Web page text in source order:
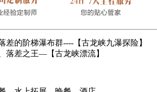
差的阶梯瀑布群----【古龙峡九瀑探险】
落差之王—【古龙峡漂流】